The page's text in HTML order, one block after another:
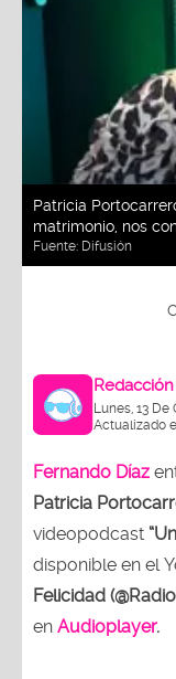
Patricia
matrimonio, nos
Fuente: Difusión
Lunes, 13 De
Actualizado
Fernando Díaz
Patricia
videopodcast
disponible en el
Felicidad
en Audioplayer.